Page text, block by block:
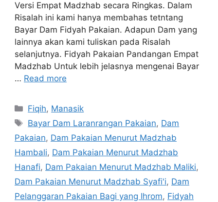
Versi Empat Madzhab secara Ringkas. Dalam
Risalah ini kami hanya membahas tetntang
Bayar Dam Fidyah Pakaian. Adapun Dam yang
lainnya akan kami tuliskan pada Risalah
selanjutnya. Fidyah Pakaian Pandangan Empat
Madzhab Untuk lebih jelasnya mengenai Bayar
… Read more
Categories
Fiqih, Manasik
Tags
Bayar Dam Laranrangan Pakaian, Dam
Pakaian, Dam Pakaian Menurut Madzhab
Hambali, Dam Pakaian Menurut Madzhab
Hanafi, Dam Pakaian Menurut Madzhab Maliki,
Dam Pakaian Menurut Madzhab Syafi'i, Dam
Pelanggaran Pakaian Bagi yang Ihrom, Fidyah